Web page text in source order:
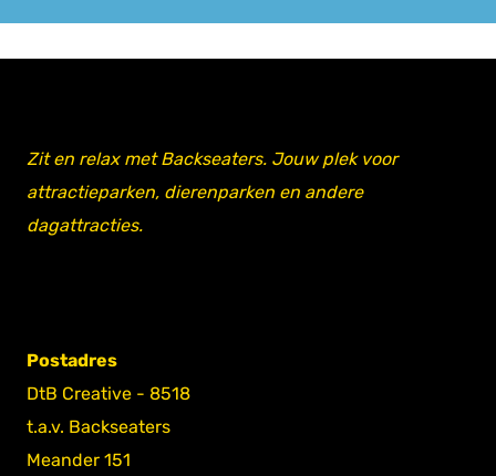
Zit en relax met Backseaters. Jouw plek voor
attractieparken, dierenparken en andere
dagattracties.
Postadres
DtB Creative - 8518
t.a.v. Backseaters
Meander 151